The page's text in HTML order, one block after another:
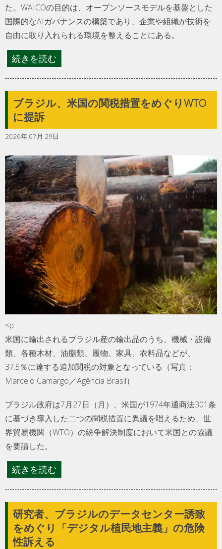
た。WAICOの目的は、オープンソースモデルを基盤とした
国際的なAIガバナンスの構築であり、企業や組織が技術を
自由に取り入れられる環境を整えることにある。
続きを読む
ブラジル、米国の関税措置をめぐりWTO
に提訴
2026年 07月 29日
<p
米国に輸出されるブラジル産の輸出品のうち、機械・設備
類、各種木材、油脂類、履物、家具、衣料品などが、
37.5％に達する追加関税の対象となっている（写真：
Marcelo Camargo／Agência Brasil）
ブラジル政府は7月27日（月）、米国が1974年通商法301条
に基づき導入した二つの関税措置に異議を唱えるため、世
界貿易機関（WTO）の紛争解決制度において米国との協議
を要請した。
続きを読む
研究者、ブラジルのデータセンター誘致
をめぐり「デジタル植民地主義」の危険
性訴える